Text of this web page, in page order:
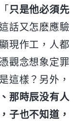
只是他必須先
話又怎麽應驗
現作工，人都
觀念想象定罪
這樣？另外，
那時辰没有人
子也不知道，